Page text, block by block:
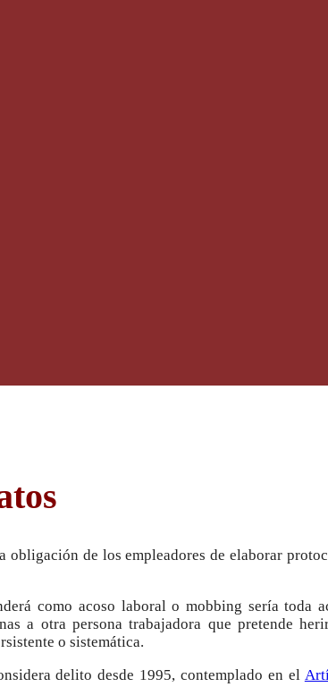
de los empleadores de elaborar
como acoso laboral o mobbing sería toda
a otra persona trabajadora que pretende
o sistemática.
delito desde 1995, contemplado en el